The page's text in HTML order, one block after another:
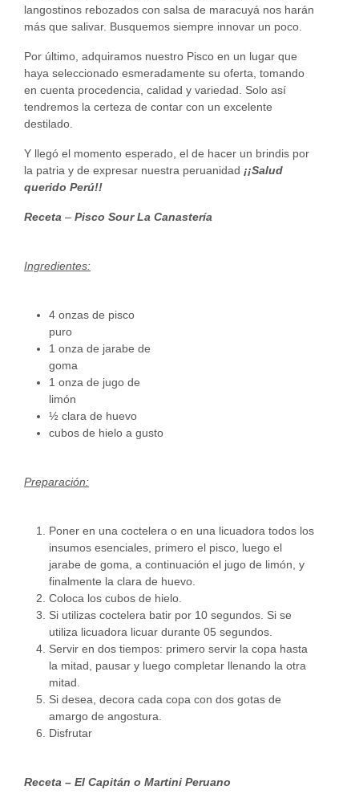
langostinos rebozados con salsa de maracuyá nos harán
más que salivar. Busquemos siempre innovar un poco.
Por último, adquiramos nuestro Pisco en un lugar que
haya seleccionado esmeradamente su oferta, tomando
en cuenta procedencia, calidad y variedad. Solo así
tendremos la certeza de contar con un excelente
destilado.
Y llegó el momento esperado, el de hacer un brindis por
la patria y de expresar nuestra peruanidad ¡¡Salud
querido Perú!!
Receta – Pisco Sour La Canastería
Ingredientes:
4 onzas de pisco
puro
1 onza de jarabe de
goma
1 onza de jugo de
limón
½ clara de huevo
cubos de hielo a gusto
Preparación:
Poner en una coctelera o en una licuadora todos los
insumos esenciales, primero el pisco, luego el
jarabe de goma, a continuación el jugo de limón, y
finalmente la clara de huevo.
Coloca los cubos de hielo.
Si utilizas coctelera batir por 10 segundos. Si se
utiliza licuadora licuar durante 05 segundos.
Servir en dos tiempos: primero servir la copa hasta
la mitad, pausar y luego completar llenando la otra
mitad.
Si desea, decora cada copa con dos gotas de
amargo de angostura.
Disfrutar
Receta – El Capitán o Martini Peruano